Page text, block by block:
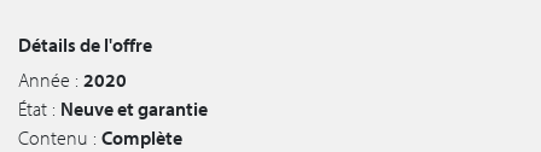
Détails de l'offre
Année : 2020
État : Neuve et garantie
Contenu : Complète